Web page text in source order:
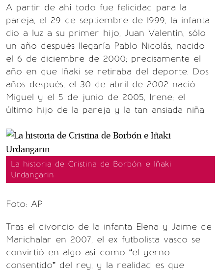
A partir de ahí todo fue felicidad para la
pareja, el 29 de septiembre de 1999, la infanta
dio a luz a su primer hijo, Juan Valentín, sólo
un año después llegaría Pablo Nicolás, nacido
el 6 de diciembre de 2000; precisamente el
año en que Iñaki se retiraba del deporte. Dos
años después, el 30 de abril de 2002 nació
Miguel y el 5 de junio de 2005, Irene; el
último hijo de la pareja y la tan ansiada niña.
La historia de Cristina de Borbón e Iñaki
Urdangarin
Foto: AP
Tras el divorcio de la infanta Elena y Jaime de
Marichalar en 2007, el ex futbolista vasco se
convirtió en algo así como “el yerno
consentido” del rey, y la realidad es que